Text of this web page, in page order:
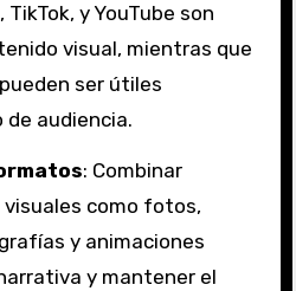
y YouTube son
visual, mientras que
ser útiles
audiencia.
: Combinar
como fotos,
y animaciones
y mantener el